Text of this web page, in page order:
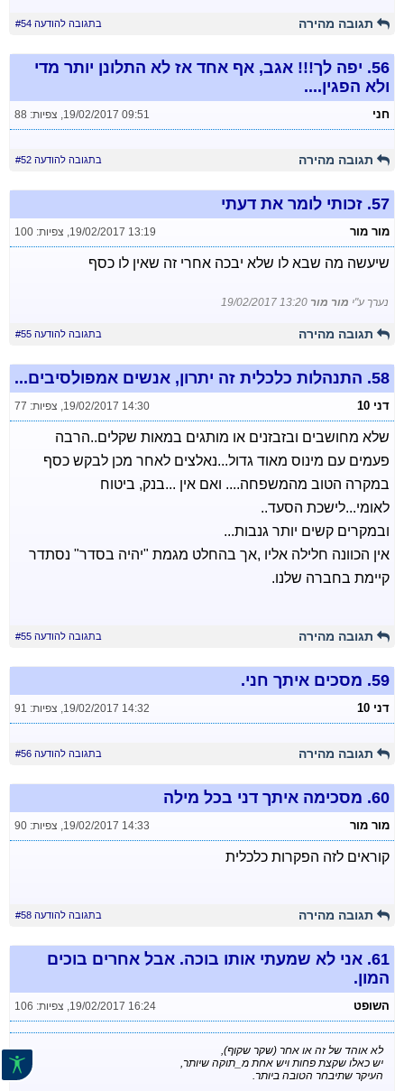
תגובה מהירה בתגובה להודעה #54
56. יפה לך!!! אגב, אף אחד אז לא התלונן יותר מדי
ולא הפגין....
חני 19/02/2017 09:51
, צפיות: 88
תגובה מהירה בתגובה להודעה #52
57. זכותי לומר את דעתי
מור מור 19/02/2017 13:19
, צפיות: 100
שיעשה מה שבא לו שלא יבכה אחרי זה שאין לו כסף
נערך ע"י מור מור 19/02/2017 13:20
תגובה מהירה בתגובה להודעה #55
58. התנהלות כלכלית זה יתרון, אנשים אמפולסיבים...
דני 10 19/02/2017 14:30
, צפיות: 77
שלא מחושבים ובזבזנים או מותגים במאות שקלים..הרבה
פעמים עם מינוס מאוד גדול...נאלצים לאחר מכן לבקש כסף
במקרה הטוב מהמשפחה.... ואם אין ...בנק, ביטוח
לאומי...לישכת הסעד..
ובמקרים קשים יותר גנבות...
אין הכוונה חלילה אליו ,אך בהחלט מגמת "יהיה בסדר" נסתדר
קיימת בחברה שלנו.
תגובה מהירה בתגובה להודעה #55
59. מסכים איתך חני.
דני 10 19/02/2017 14:32
, צפיות: 91
תגובה מהירה בתגובה להודעה #56
60. מסכימה איתך דני בכל מילה
מור מור 19/02/2017 14:33
, צפיות: 90
קוראים לזה הפקרות כלכלית
תגובה מהירה בתגובה להודעה #58
61. אני לא שמעתי אותו בוכה. אבל אחרים בוכים
המון.
השופט 19/02/2017 16:24
, צפיות: 106
לא אוהד של זה או אחר (שקר שקוף),
יש כאלו שקצת פחות ויש אחת מ_תוקה שיותר,
העיקר שתיבחר הטובה ביותר.